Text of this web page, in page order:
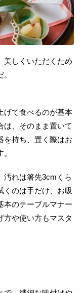
美しくいただくため
げて食べるのが基本
は、そのまま置いて
を持ち、置く際はお
汚れは箸先3cmくら
くのは手だけ、お吸
本のテーブルマナー
方や使い方もマスタ